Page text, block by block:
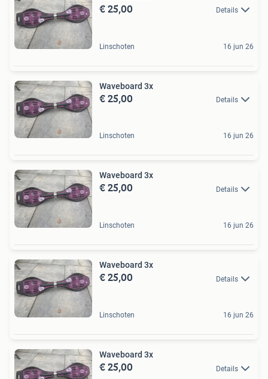
€ 25,00 Details
Linschoten 16 jun 26
Waveboard 3x
€ 25,00 Details
Linschoten 16 jun 26
Waveboard 3x
€ 25,00 Details
Linschoten 16 jun 26
Waveboard 3x
€ 25,00 Details
Linschoten 16 jun 26
Waveboard 3x
€ 25,00 Details